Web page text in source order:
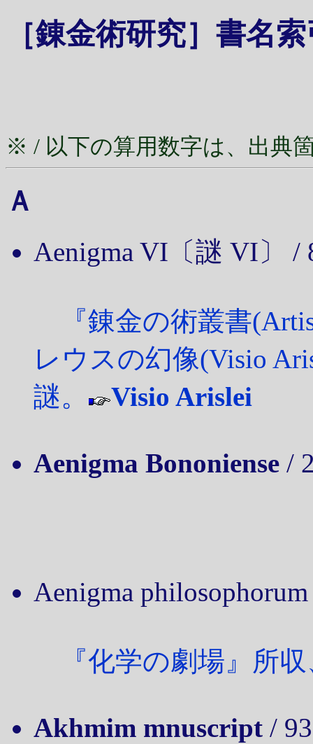
［錬金術研究］書名
※ / 以下の算用数字は、出典
Ａ
Aenigma VI 〔謎 VI〕 /
『錬金の術叢書
レウスの幻像(Visio
謎。
Visio Arislei
Aenigma Bononiense /
Aenigma philosophorum
『化学の劇場』所収
Akhmim mnuscript /